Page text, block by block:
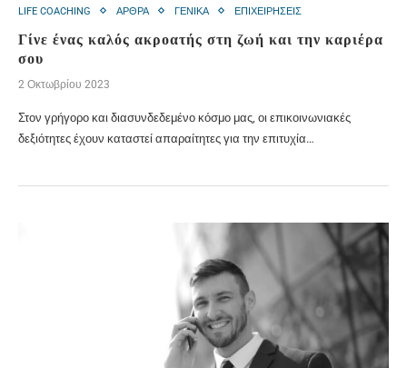
LIFE COACHING ΑΡΘΡΑ ΓΕΝΙΚΑ ΕΠΙΧΕΙΡΗΣΕΙΣ
Γίνε ένας καλός ακροατής στη ζωή και την καριέρα
σου
2 Οκτωβρίου 2023
Στον γρήγορο και διασυνδεδεμένο κόσμο μας, οι επικοινωνιακές
δεξιότητες έχουν καταστεί απαραίτητες για την επιτυχία…